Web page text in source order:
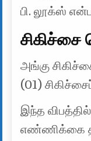
பி. லூக்ஸ்
சிகிச்சை
அங்கு
(01)
இந்த
எண்ணிக்கை